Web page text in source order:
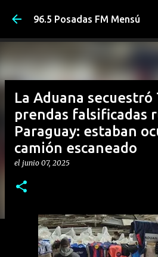
Ir al contenido
96.5 Posadas FM Mensú
La Aduana secuestró
prendas falsificadas
Paraguay: estaban
camión escaneado
el junio 07, 2025